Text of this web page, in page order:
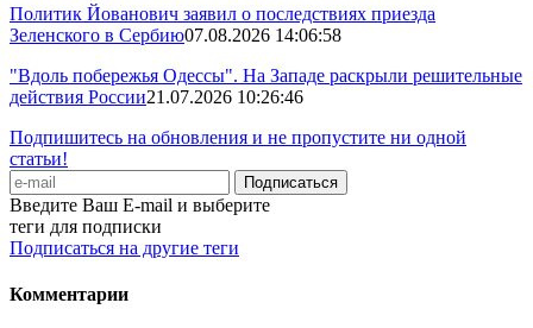
Политик Йованович заявил о последствиях приезда
Зеленского в Сербию07.08.2026 14:06:58
"Вдоль побережья Одессы". На Западе раскрыли решительные
действия России21.07.2026 10:26:46
Подпишитесь на обновления и не пропустите ни одной
статьи!
Введите Ваш E-mail и выберите
теги для подписки
Подписаться на другие теги
Комментарии